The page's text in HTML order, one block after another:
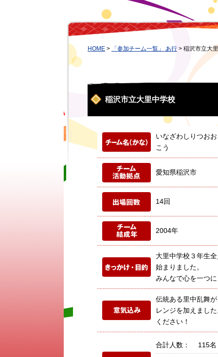
HOME > 「参加チーム一覧」 あ行 > 稲沢市立大
稲沢市立大里中学校
いなざわしりつお
こう
愛知県稲沢市
14回
2004年
大里中学校３年生
始まりました。
みんなで心を一つ
伝統ある里中乱舞
レンジを加えまし
ください！
合計人数： 115名